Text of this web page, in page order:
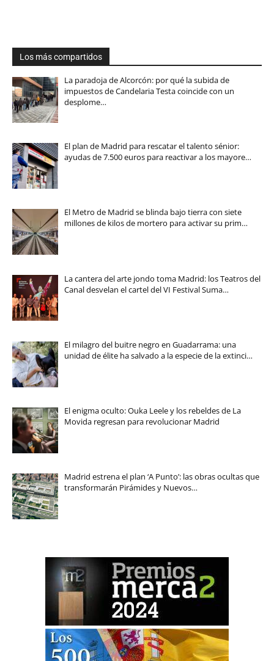
Los más compartidos
La paradoja de Alcorcón: por qué la subida de
impuestos de Candelaria Testa coincide con un
desplome…
El plan de Madrid para rescatar el talento sénior:
ayudas de 7.500 euros para reactivar a los mayore…
El Metro de Madrid se blinda bajo tierra con siete
millones de kilos de mortero para activar su prim…
La cantera del arte jondo toma Madrid: los Teatros del
Canal desvelan el cartel del VI Festival Suma…
El milagro del buitre negro en Guadarrama: una
unidad de élite ha salvado a la especie de la extinci…
El enigma oculto: Ouka Leele y los rebeldes de La
Movida regresan para revolucionar Madrid
Madrid estrena el plan ‘A Punto’: las obras ocultas que
transformarán Pirámides y Nuevos…